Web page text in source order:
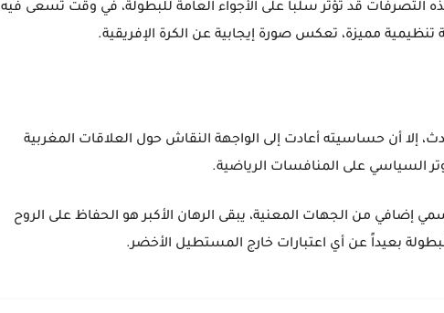
التصرفات قد تؤثر سلباً على الأجواء العامة للبطولة، في وقت تسعى فيه
تنظيمية مميزة، تعكس صورة إيجابية عن الكرة الإفريقية.
إلا أن حساسيته أعادت إلى الواجهة النقاش حول العلاقات المغربية
السياسي على المنافسات الرياضية.
إضافي من الجهات المعنية، يبقى الرهان الأكبر هو الحفاظ على الروح
بعيداً عن أي اعتبارات خارج المستطيل الأخضر.